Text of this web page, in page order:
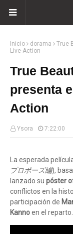
Inicio dorama
True
Live-Action
True
presenta
Action
Ysora 7:22:00
La esperada
プロポーズ編),
lanzado su póster
conflictos en la
participación de
Kannoen el reparto.